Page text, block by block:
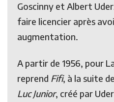
Goscinny et Albert
faire licencier après
augmentation.
A partir de 1956, pour
reprend Fifi, à la suite
Luc Junior, créé par